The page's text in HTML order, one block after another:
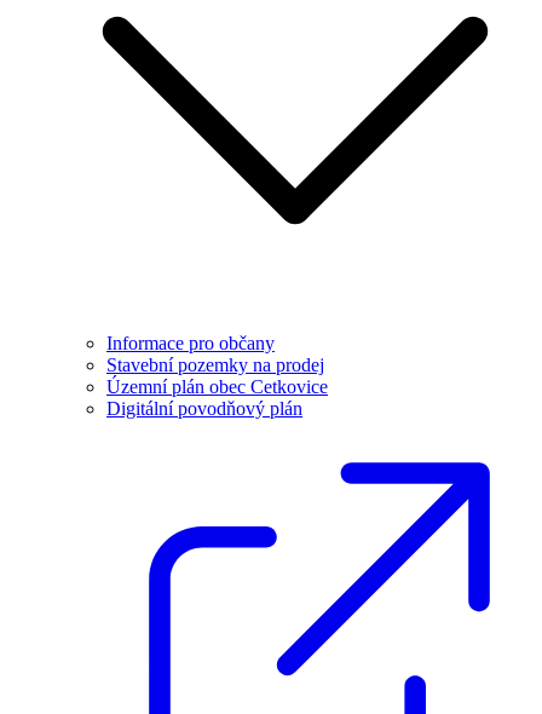
Informace pro občany
Stavební pozemky na prodej
Územní plán obec Cetkovice
Digitální povodňový plán